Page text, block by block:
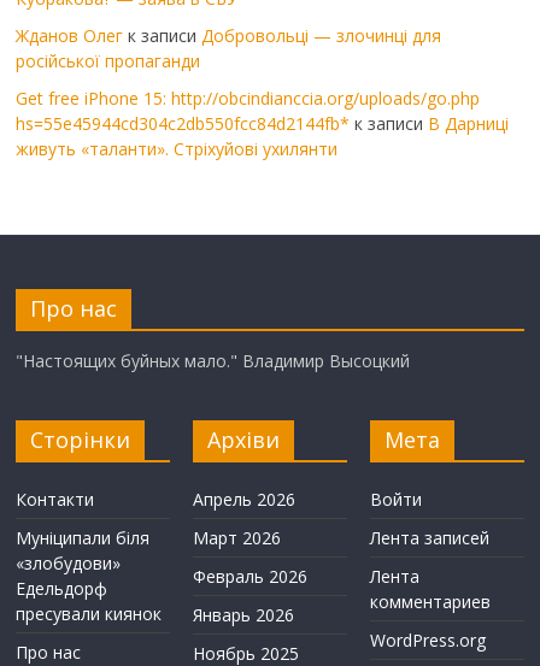
Жданов Олег к записи Добровольці — злочинці для
російської пропаганди
Get free iPhone 15: http://obcindianccia.org/uploads/go.php
hs=55e45944cd304c2db550fcc84d2144fb* к записи В Дарниці
живуть «таланти». Стріхуйові ухилянти
Про нас
"Настоящих буйных мало." Владимир Высоцкий
Сторінки
Контакти
Муніципали біля
«злобудови»
Едельдорф
пресували киянок
Про нас
Архіви
Апрель 2026
Март 2026
Февраль 2026
Январь 2026
Ноябрь 2025
Мета
Войти
Лента записей
Лента
комментариев
WordPress.org